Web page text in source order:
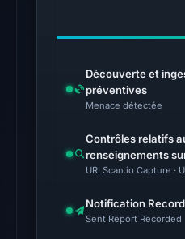
on
Aug
Découverte et
préventives
Menace détectée
Contrôles relatifs
renseignements
URLScan.io Capture ·
Notification
Sent Report Recorded